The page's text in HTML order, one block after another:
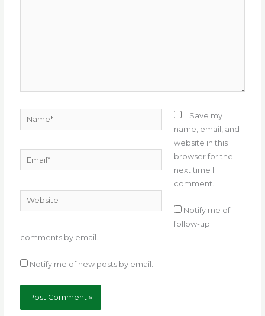
Name*
Email*
Website
Save my
name, email, and
website in this
browser for the
next time I
comment.
Notify me of
follow-up
comments by email.
Notify me of new posts by email.